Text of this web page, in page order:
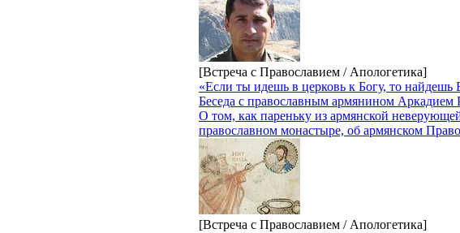
[Встреча с Православием / Апологетика]
«Если ты идешь в церковь к Богу, то найдешь
Беседа с православным армянином
О том, как пареньку из армянской
православном монастыре, об армянском
[Встреча с Православием / Апологетика]